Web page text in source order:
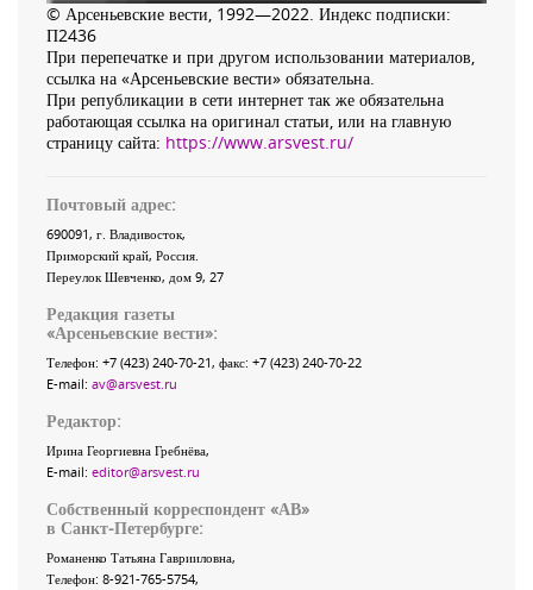
© Арсеньевские вести, 1992—2022. Индекс подписки:
П2436
При перепечатке и при другом использовании материалов,
ссылка на «Арсеньевские вести» обязательна.
При републикации в сети интернет так же обязательна
работающая ссылка на оригинал статьи, или на главную
страницу сайта: https://www.arsvest.ru/
Почтовый адрес:
690091, г. Владивосток,
Приморский край, Россия
Переулок Шевченко, дом 9, 27
Редакция газеты
«Арсеньевские вести»:
Телефон: +7 (423) 240-70-21, факс: +7 (423) 240-70-22
E-mail: av@arsvest.ru
Редактор:
Ирина Георгиевна Гребнёва,
E-mail: editor@arsvest.ru
Собственный корреспондент «АВ»
в Санкт-Петербурге:
Романенко Татьяна Гаврииловна,
Телефон: 8-921-765-5754,